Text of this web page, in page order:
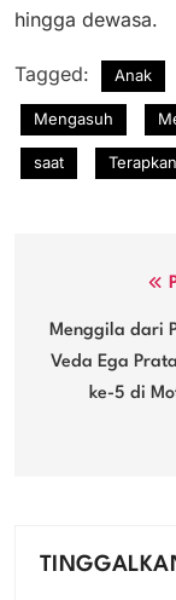
hingga dewasa.
Tagged: Anak
Mengasuh
saat Terapkan
pos
Menggila dari
Veda Ega
ke-5 di